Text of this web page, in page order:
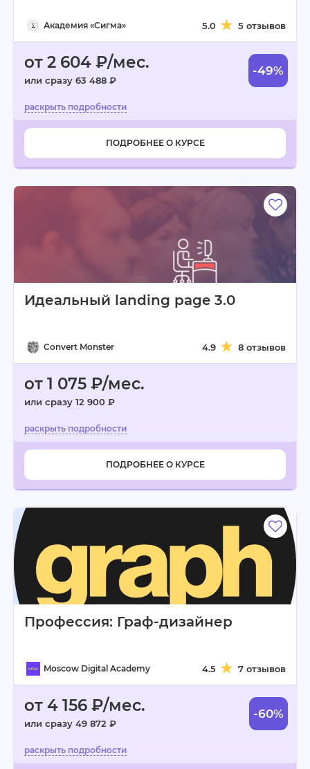
Академия «Сигма» 5.0 5 отзывов
от 2 604 ₽/мес.
или сразу 63 488 ₽
-49%
ПОДРОБНЕЕ О КУРСЕ
Идеальный landing page 3.0
Convert Monster 4.9 8 отзывов
от 1 075 ₽/мес.
или сразу 12 900 ₽
ПОДРОБНЕЕ О КУРСЕ
Профессия: Граф-дизайнер
Moscow Digital Academy 4.5 7 отзывов
от 4 156 ₽/мес.
или сразу 49 872 ₽
-60%